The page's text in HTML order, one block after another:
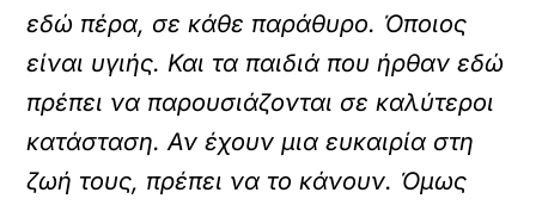
εδώ πέρα, σε κάθε παράθυρο. Όποιος
είναι υγιής. Και τα παιδιά που ήρθαν εδώ
πρέπει να παρουσιάζονται σε καλύτεροι
κατάσταση. Αν έχουν μια ευκαιρία στη
ζωή τους, πρέπει να το κάνουν. Όμως